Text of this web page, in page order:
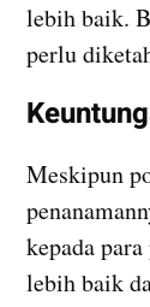
lebih baik.
perlu
Meskipun
kepada
lebih baik